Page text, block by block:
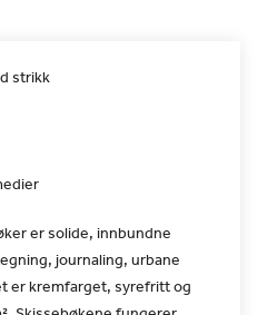
strikk
er solide, innbundne
journaling, urbane
er kremfarget, syrefritt og